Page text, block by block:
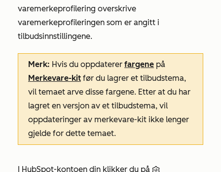
varemerkeprofilering overskrive
varemerkeprofileringen som er angitt i
tilbudsinnstillingene.
Merk: Hvis du oppdaterer fargene på
Merkevare-kit før du lagrer et tilbudstema,
vil temaet arve disse fargene. Etter at du har
lagret en versjon av et tilbudstema, vil
oppdateringer av merkevare-kit ikke lenger
gjelde for dette temaet.
I HubSpot-kontoen din klikker du på